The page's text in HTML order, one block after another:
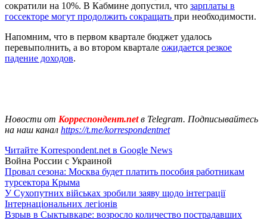
сократили на 10%. В Кабмине допустил, что зарплаты в
госсекторе могут продолжить сокращать при необходимости.
Напомним, что в первом квартале бюджет удалось
перевыполнить, а во втором квартале ожидается резкое
падение доходов.
Новости от Корреспондент.netв Telegram. Подписывайтесь
на наш канал https://t.me/korrespondentnet
Читайте Korrespondent.net в Google News
Война России с Украиной
Провал сезона: Москва будет платить пособия работникам
турсектора Крыма
У Сухопутних військах зробили заяву щодо інтеграції
Інтернаціональних легіонів
Взрыв в Сыктывкаре: возросло количество пострадавших